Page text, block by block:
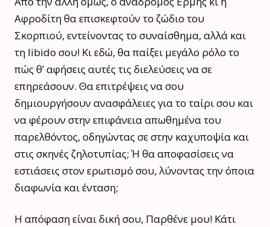
Αφροδίτη θα επισκεφτούν το ζώδιο του
Σκορπιού, εντείνοντας το συναίσθημα, αλλά και
τη libido σου! Κι εδώ, θα παίξει μεγάλο ρόλο το
πώς θ’ αφήσεις αυτές τις διελεύσεις να σε
επηρεάσουν. Θα επιτρέψεις να σου
δημιουργήσουν ανασφάλειες για το ταίρι σου και
να φέρουν στην επιφάνεια απωθημένα του
παρελθόντος, οδηγώντας σε στην καχυποψία και
στις σκηνές ζηλοτυπίας; Ή θα αποφασίσεις να
εστιάσεις στον ερωτισμό σου, λύνοντας την όποια
διαφωνία και ένταση;
Η απόφαση είναι δική σου, Παρθένε μου! Κάτι